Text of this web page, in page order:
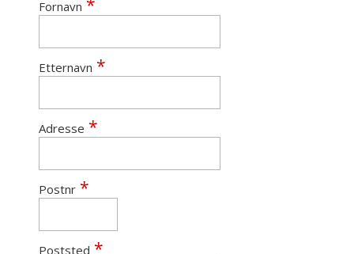
Fornavn
Etternavn
Adresse
Postnr
Poststed